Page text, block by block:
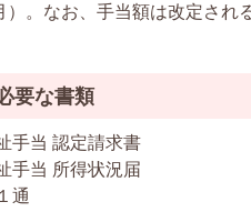
）。なお、手当額は改定され
要な書類
手当 認定請求書
手当 所得状況届
通